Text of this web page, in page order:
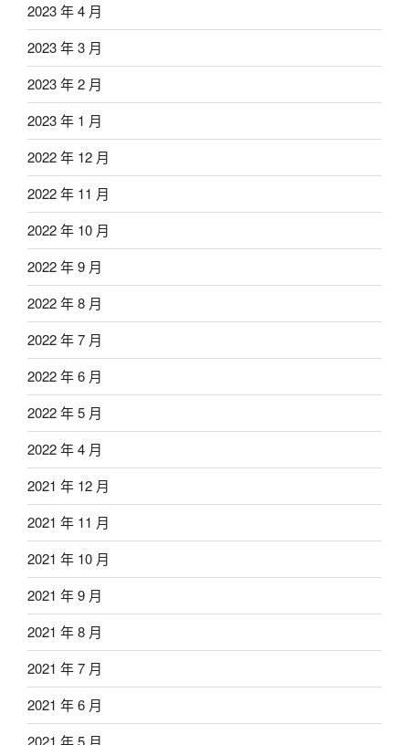
2023 年 4 月
2023 年 3 月
2023 年 2 月
2023 年 1 月
2022 年 12 月
2022 年 11 月
2022 年 10 月
2022 年 9 月
2022 年 8 月
2022 年 7 月
2022 年 6 月
2022 年 5 月
2022 年 4 月
2021 年 12 月
2021 年 11 月
2021 年 10 月
2021 年 9 月
2021 年 8 月
2021 年 7 月
2021 年 6 月
2021 年 5 月